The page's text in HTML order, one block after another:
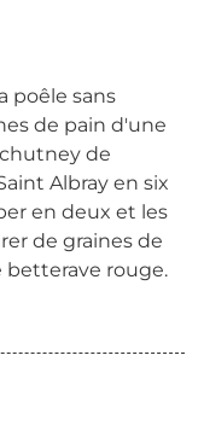
poêle sans
de pain d'une
de
Albray en six
en deux et les
de graines de
rouge.